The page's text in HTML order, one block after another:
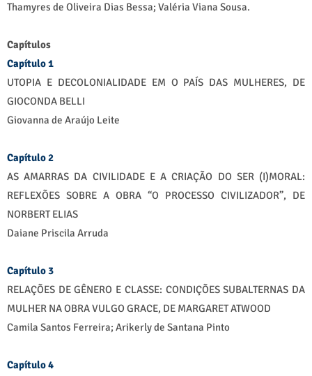
Thamyres de Oliveira Dias Bessa; Valéria Viana Sousa.
Capítulos
Capítulo 1
UTOPIA E DECOLONIALIDADE EM O PAÍS DAS MULHERES, DE
GIOCONDA BELLI
Giovanna de Araújo Leite
Capítulo 2
AS AMARRAS DA CIVILIDADE E A CRIAÇÃO DO SER (I)MORAL:
REFLEXÕES SOBRE A OBRA “O PROCESSO CIVILIZADOR”, DE
NORBERT ELIAS
Daiane Priscila Arruda
Capítulo 3
RELAÇÕES DE GÊNERO E CLASSE: CONDIÇÕES SUBALTERNAS DA
MULHER NA OBRA VULGO GRACE, DE MARGARET ATWOOD
Camila Santos Ferreira; Arikerly de Santana Pinto
Capítulo 4